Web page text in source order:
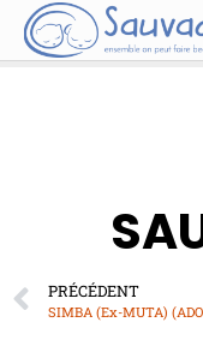
PRÉCÉDENT
SIMBA (Ex-MUTA)